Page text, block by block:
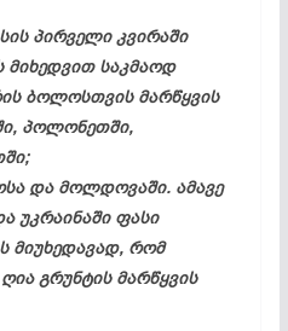
პირველი კვირაში
მიხედვით საკმაოდ
ბოლოსთვის მარწყვის
პოლონეთში,
და მოლდოვაში. ამავე
უკრაინაში ფასი
მიუხედავად, რომ
გრუნტის მარწყვის